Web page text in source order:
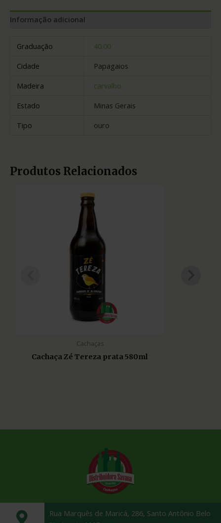
Informação adicional
Graduação
40.00
Cidade
Papagaios
Madeira
carvalho
Estado
Minas Gerais
Tipo
ouro
Produtos Relacionados
Cachaças
Cachaça Zé Tereza prata 580ml
Rua Marquês de Maricá, 286, Santo Antônio Belo